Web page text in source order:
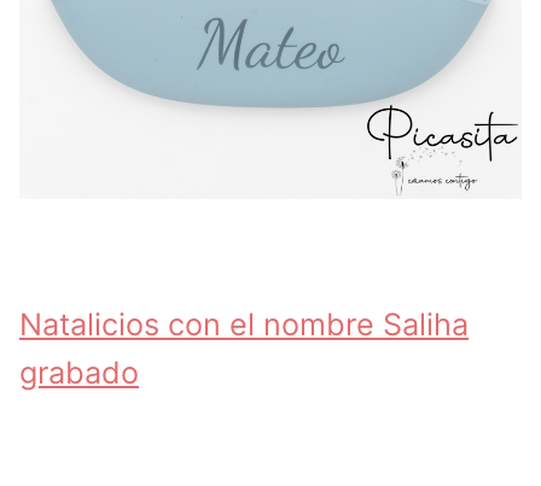
Natalicios con el nombre Saliha
grabado